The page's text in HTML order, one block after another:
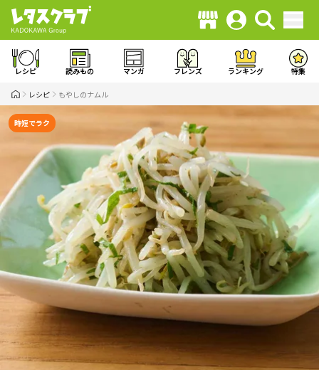
レシピ 読みもの マンガ フレンズ ランキング 特集
レシピ もやしのナムル
時短でラク